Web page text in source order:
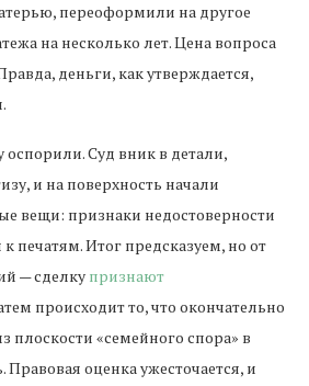
переоформили на другое
на несколько лет. Цена вопроса
деньги, как утверждается,
оспорили. Суд вник в детали,
и на поверхность начали
вещи: признаки недостоверности
печатям. Итог предсказуем, но от
— сделку признают
происходит то, что окончательно
плоскости «семейного спора» в
оценка ужесточается, и